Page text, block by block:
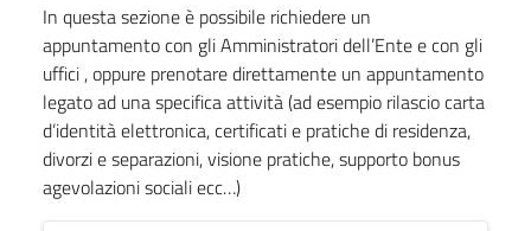
In questa sezione è possibile richiedere un
appuntamento con gli Amministratori dell’Ente e con gli
uffici , oppure prenotare direttamente un appuntamento
legato ad una specifica attività (ad esempio rilascio carta
d’identità elettronica, certificati e pratiche di residenza,
divorzi e separazioni, visione pratiche, supporto bonus
agevolazioni sociali ecc…)